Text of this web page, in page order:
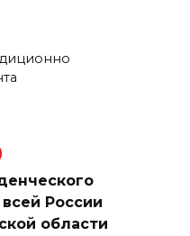
России
области